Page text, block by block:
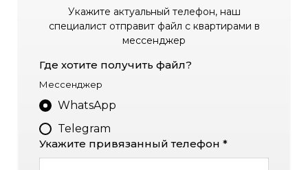
Укажите актуальный телефон, наш
специалист отправит файл с квартирами в
мессенджер
Где хотите получить файл?
Мессенджер
WhatsApp
Telegram
Укажите привязанный телефон *